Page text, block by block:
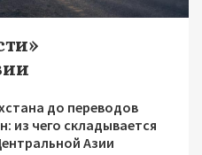
до переводов
из чего складывается
Азии